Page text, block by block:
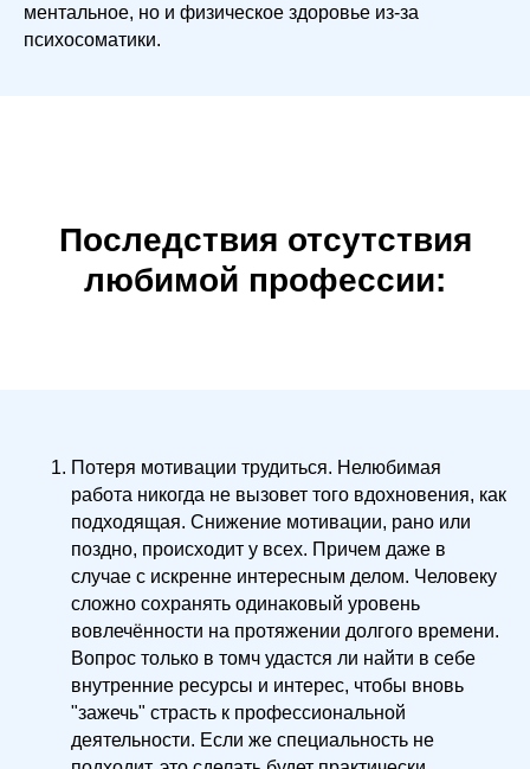
ментальное, но и физическое здоровье из-за
психосоматики.
Последствия отсутствия
любимой профессии:
Потеря мотивации трудиться. Нелюбимая
работа никогда не вызовет того вдохновения, как
подходящая. Снижение мотивации, рано или
поздно, происходит у всех. Причем даже в
случае с искренне интересным делом. Человеку
сложно сохранять одинаковый уровень
вовлечённости на протяжении долгого времени.
Вопрос только в томч удастся ли найти в себе
внутренние ресурсы и интерес, чтобы вновь
"зажечь" страсть к профессиональной
деятельности. Если же специальность не